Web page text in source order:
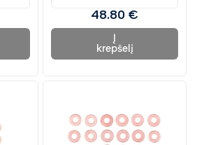
48.80 €
Į
krepšelį